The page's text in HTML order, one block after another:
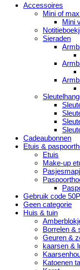
Accessoires
Mini of
Mini
Sieraden
Cadeaubonnen
Etuis &
Etuis
Make-up
Gebruik code
Geen categorie
Huis & tuin
Borrelen &
Geuren &
kaarsen &
Katoenen